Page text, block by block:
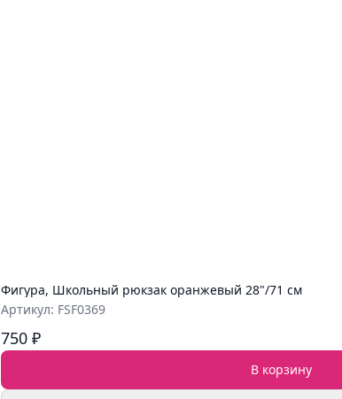
Фигура, Школьный рюкзак оранжевый 28"/71 см
Артикул: FSF0369
750 ₽
В корзину